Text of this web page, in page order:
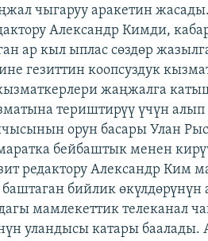
чыгаруу аракетин
Александр Кимди,
ар кыл ыплас сөздөр
гезиттин коопсуздук
жаңжалга
териштирүү үчүн
орун басары Улан
бейбаштык менен
редактору Александр Ким
бийлик
мамлекеттик телеканал
уландысы катары